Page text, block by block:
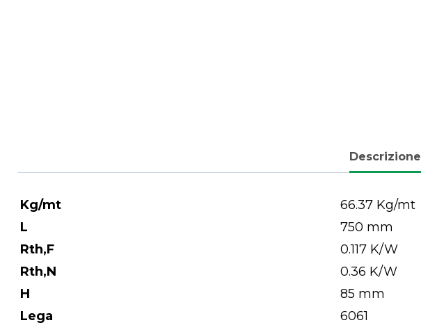
Descrizione
Kg/mt
66.37 Kg/mt
L
750 mm
Rth,F
0.117 K/W
Rth,N
0.36 K/W
H
85 mm
Lega
6061